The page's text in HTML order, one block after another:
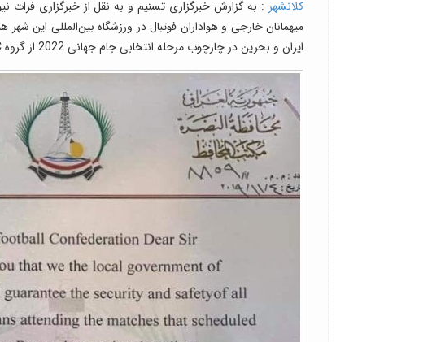
کلانشهر : به گزارش خبرگزاری تسنیم و به نقل از خبرگزاری فرات
ایران و بحرین در چارچوب مرحله انتخابی جام جهانی 2022 از گروه C آسیا ارسال کرد.